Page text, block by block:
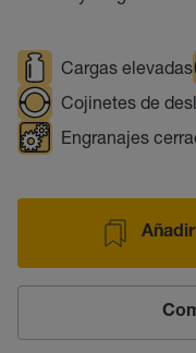
Cargas elevadas
Cojinetes de
Engranajes